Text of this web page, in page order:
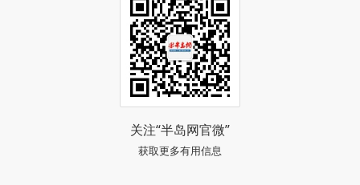
关注“半岛网官微”
获取更多有用信息